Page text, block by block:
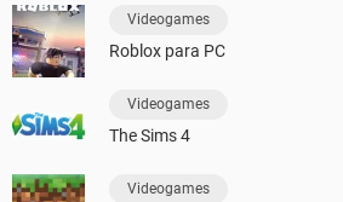
Videogames
Roblox para PC
Videogames
The Sims 4
Videogames